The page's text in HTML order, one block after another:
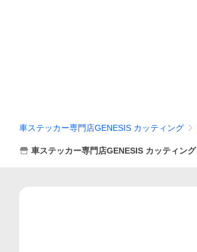
車ステッカー専門店GENESIS カッティング
車ステッカー専門店GENESIS カッティング